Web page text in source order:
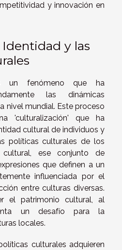
y innovación en
y las
un fenómeno que ha
las dinámicas
nivel mundial. Este proceso
'culturalización' que ha
cultural de individuos y
políticas culturales de los
ese conjunto de
que definen a un
influenciada por el
entre culturas diversas.
el patrimonio cultural, al
un desafío para la
locales.
culturales adquieren